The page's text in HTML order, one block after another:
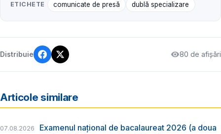
ETICHETE comunicate de presă dublă specializare
Distribuie 80 de afișări
Articole similare
07.08.2026
Examenul național de bacalaureat 2026 (a doua